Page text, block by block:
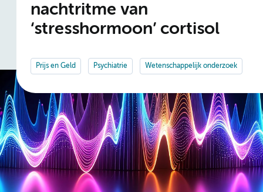
nachtritme van
‘stresshormoon’ cortisol
Prijs en Geld Psychiatrie Wetenschappelijk onderzoek